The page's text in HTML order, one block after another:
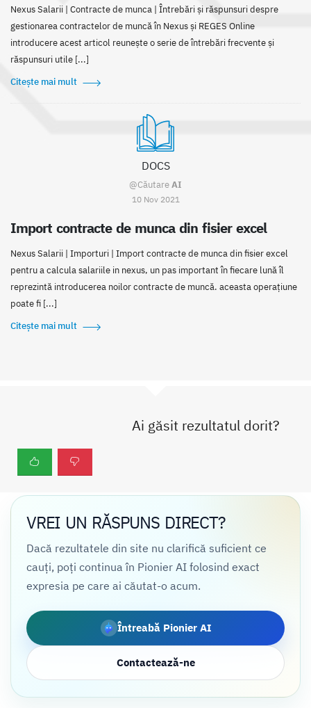
Nexus Salarii | Contracte de munca | Întrebări și răspunsuri despre
gestionarea contractelor de muncă în Nexus și REGES Online
introducere acest articol reunește o serie de întrebări frecvente și
răspunsuri utile [...]
Citește mai mult
DOCS
@CăutareAI
10 Nov 2021
Import contracte de munca din fisier excel
Nexus Salarii | Importuri | Import contracte de munca din fisier excel
pentru a calcula salariile in nexus, un pas important în fiecare lună îl
reprezintă introducerea noilor contracte de muncă. aceasta operațiune
poate fi [...]
Citește mai mult
Ai găsit rezultatul dorit?
VREI UN RĂSPUNS DIRECT?
Dacă rezultatele din site nu clarifică suficient ce
cauți, poți continua în Pionier AI folosind exact
expresia pe care ai căutat-o acum.
Întreabă Pionier AI
Contactează-ne